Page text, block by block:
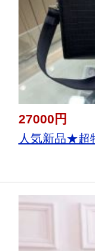
27000円
人気新品★超